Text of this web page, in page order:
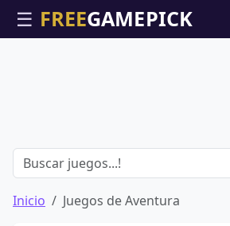
☰
Inicio Juegos de Aventura